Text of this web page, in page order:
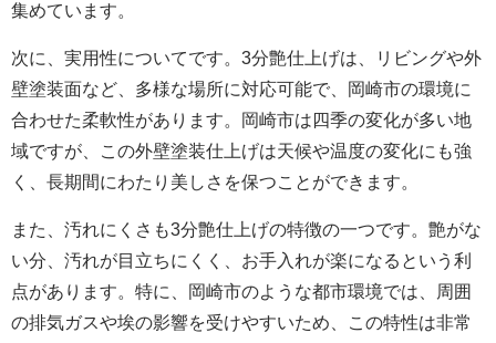
集めています。
次に、実用性についてです。3分艶仕上げは、リビングや外
壁塗装面など、多様な場所に対応可能で、岡崎市の環境に
合わせた柔軟性があります。岡崎市は四季の変化が多い地
域ですが、この外壁塗装仕上げは天候や温度の変化にも強
く、長期間にわたり美しさを保つことができます。
また、汚れにくさも3分艶仕上げの特徴の一つです。艶がな
い分、汚れが目立ちにくく、お手入れが楽になるという利
点があります。特に、岡崎市のような都市環境では、周囲
の排気ガスや埃の影響を受けやすいため、この特性は非常